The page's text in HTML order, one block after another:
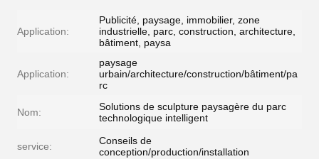
Application:
Publicité, paysage, immobilier, zone
industrielle, parc, construction, architecture,
bâtiment, paysa
Application:
paysage
urbain/architecture/construction/bâtiment/pa
rc
Nom:
Solutions de sculpture paysagère du parc
technologique intelligent
service:
Conseils de
conception/production/installation